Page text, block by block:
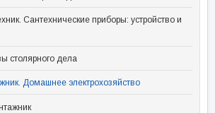
Сантехнические приборы: устройство и
столярного дела
Домашнее электрохозяйство